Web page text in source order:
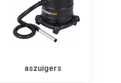
aszuigers